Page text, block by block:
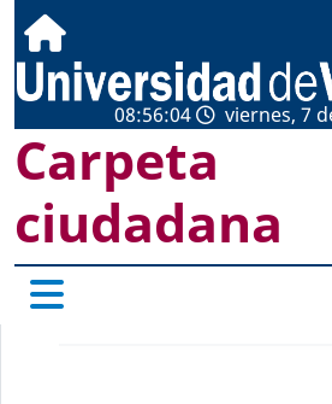
08:56:04 viernes, 7
Carpeta
ciudadana